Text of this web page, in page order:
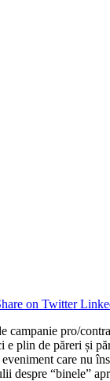
on Twitter
campanie pro/
e plin de păreri și
care nu
despre “binele”